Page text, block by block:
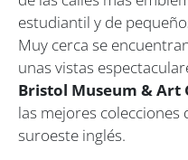
estudiantil y de
Muy cerca se
unas vistas
Bristol Museum & Art
las mejores colecciones
suroeste inglés.